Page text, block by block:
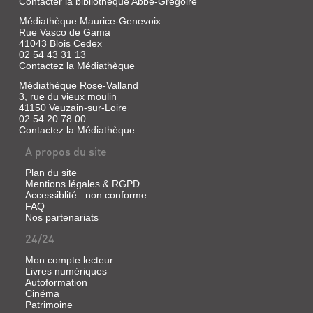
Tony,
un
humain,
achète
un
jour
l'ouvrage
lequel
Barnabé
faisait
sa
sieste,
famille
LES
AVENTURES
D'UN
DOUDOU
TRAVERS
graine
un
arbre
qui
fait
une
qui
fait
un
fruit,
qui
un
noyau,
qui
crée
une
graine,
etc.
Jusqu'à
ce
qu'elle
soit
avalée
par
un
éléphant,
vole
2021
Un
dimanche
après-
midi,
et
sa
famille
partent
se
en
forêt.
Dans
les
sous-
bois,
tous
sens
de
la
petite
fille
se
mettent
en
Médiathèque Maurice-Genevoix
Rue Vasco de Gama
41043 Blois Cedex
02 54 43 31 13
Contactez la Médiathèque
Médiathèque Rose-Valland
3, rue du vieux moulin
41150 Veuzain-sur-Loire
02 54 20 78 00
Contactez la Médiathèque
A propos du site
Plan du site
Mentions légales & RGPD
Accessiblité : non conforme
FAQ
Nos partenariats
24/24
Mon compte lecteur
Livres numériques
Autoformation
Cinéma
Patrimoine